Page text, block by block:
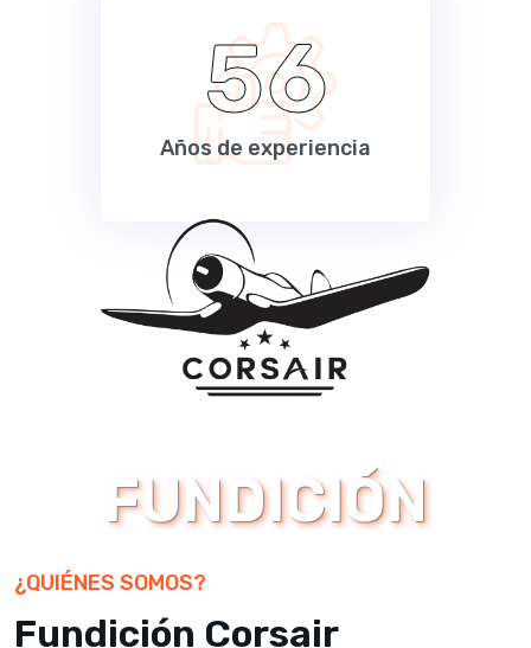
56
Años de experiencia
FUNDICIÓN
¿QUIÉNES SOMOS?
Fundición Corsair